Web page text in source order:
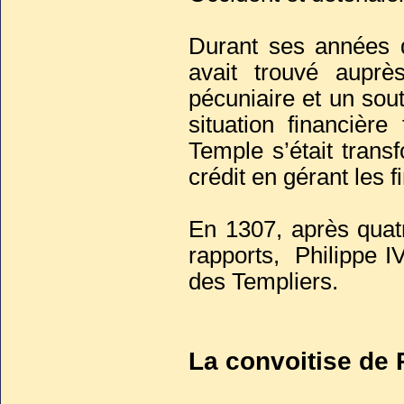
Durant ses
avait trouvé
pécuniaire et un
situation
Temple s’était
crédit en gérant les
En 1307, après
rapports, Philippe
des Templiers.
La convoitise de